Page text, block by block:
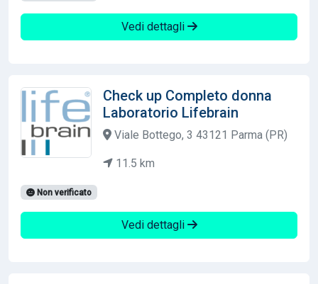
Vedi dettagli
Check up Completo donna
Laboratorio Lifebrain
Viale Bottego, 3 43121 Parma (PR)
11.5 km
Non verificato
Vedi dettagli